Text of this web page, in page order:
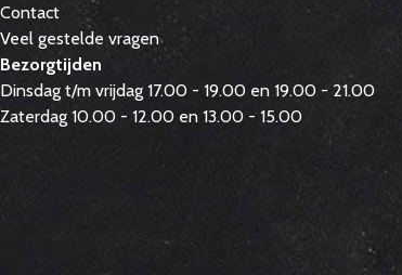
Contact
Veel gestelde vragen
Bezorgtijden
Dinsdag t/m vrijdag 17.00 - 19.00 en 19.00 - 21.00
Zaterdag 10.00 - 12.00 en 13.00 - 15.00